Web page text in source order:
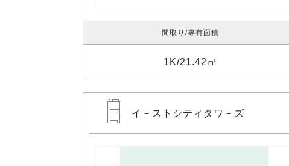
間取り 専有面積
1K 21.42㎡
イ－ストシティタワ－ズ